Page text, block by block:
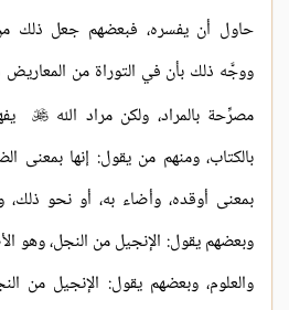
حاول أن يفسره، فبعضهم جعل ذلك
ووجَّه ذلك بأن في التوراة من المعاريض
مصرِّحة بالمراد، ولكن مراد الله
بالكتاب، ومنهم من يقول: إنها بمعنى
بمعنى أوقده، وأضاء به، أو نحو ذلك،
وبعضهم يقول: الإنجيل من النجل، وهو
والعلوم، وبعضهم يقول: الإنجيل من